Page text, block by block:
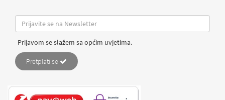
Prijavom se slažem sa općim uvjetima.
Pretplati se